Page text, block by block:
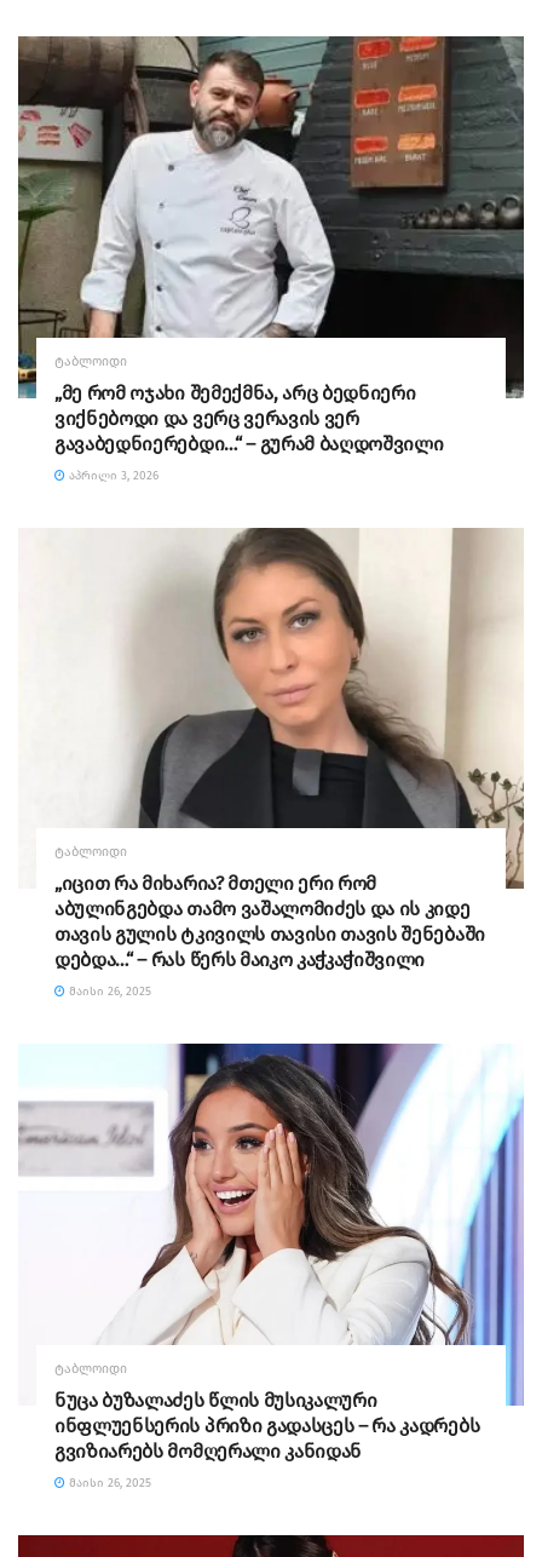
ᲢᲐᲑᲚᲝᲘᲓᲘ
„მე რომ ოჯახი შემექმნა, არც ბედნიერი
ვიქნებოდი და ვერც ვერავის ვერ
გავაბედნიერებდი…“ – გურამ ბაღდოშვილი
ᲐᲞᲠᲘᲚᲘ 3, 2026
ᲢᲐᲑᲚᲝᲘᲓᲘ
„იცით რა მიხარია? მთელი ერი რომ
აბულინგებდა თამო ვაშალომიძეს და ის კიდე
თავის გულის ტკივილს თავისი თავის შენებაში
დებდა…“ – რას წერს მაიკო კაჭკაჭიშვილი
ᲛᲐᲘᲡᲘ 26, 2025
ᲢᲐᲑᲚᲝᲘᲓᲘ
ნუცა ბუზალაძეს წლის მუსიკალური
ინფლუენსერის პრიზი გადასცეს – რა კადრებს
გვიზიარებს მომღერალი კანიდან
ᲛᲐᲘᲡᲘ 26, 2025